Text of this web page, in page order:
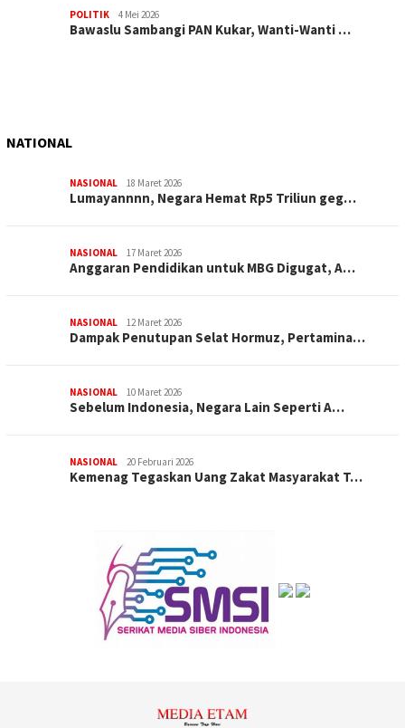
POLITIK 4 Mei 2026
Bawaslu Sambangi PAN Kukar, Wanti-Wanti …
NATIONAL
NASIONAL 18 Maret 2026
Lumayannnn, Negara Hemat Rp5 Triliun geg…
NASIONAL 17 Maret 2026
Anggaran Pendidikan untuk MBG Digugat, A…
NASIONAL 12 Maret 2026
Dampak Penutupan Selat Hormuz, Pertamina…
NASIONAL 10 Maret 2026
Sebelum Indonesia, Negara Lain Seperti A…
NASIONAL 20 Februari 2026
Kemenag Tegaskan Uang Zakat Masyarakat T…